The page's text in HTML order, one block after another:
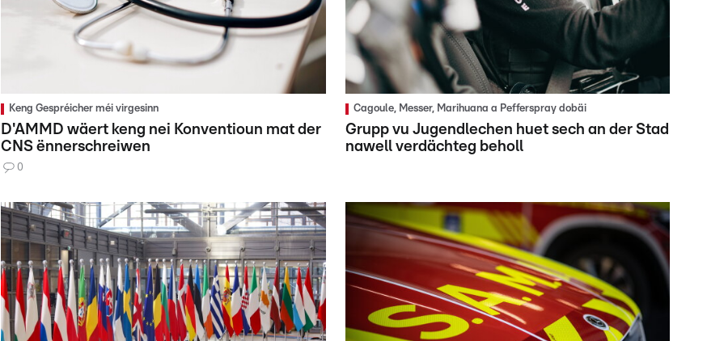
Keng Gespréicher méi virgesinn
D'AMMD wäert keng nei Konventioun mat der
CNS ënnerschreiwen
0
Cagoule, Messer, Marihuana a Pefferspray dobäi
Grupp vu Jugendlechen huet sech an der Stad
nawell verdächteg beholl